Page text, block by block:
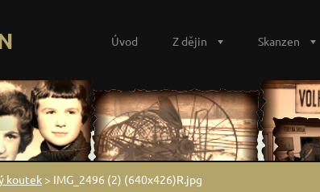
Úvod Z dějin Skanzen
koutek > IMG_2496 (2) (640x426)R.jpg